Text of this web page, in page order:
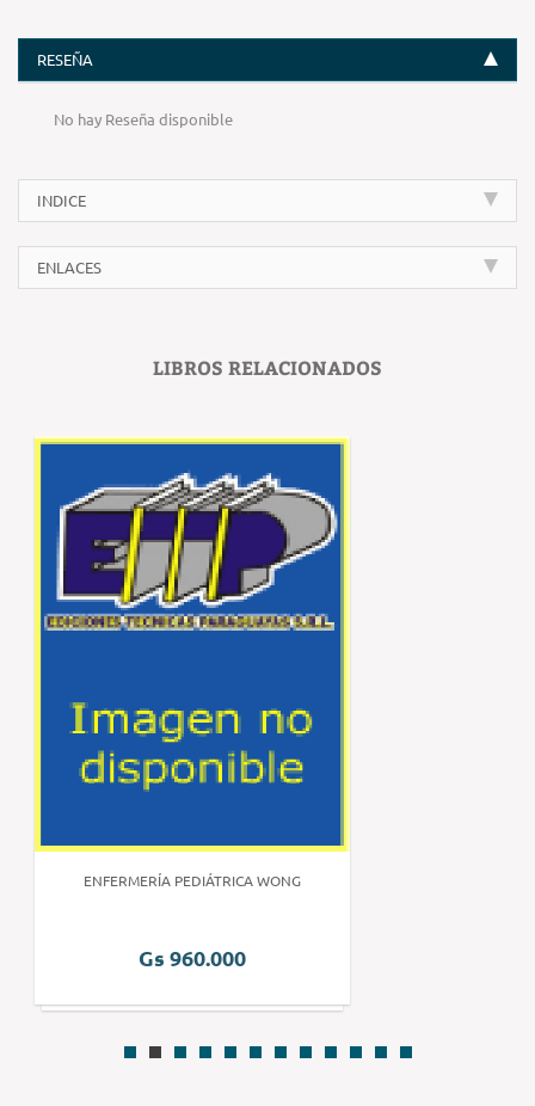
RESEÑA
No hay Reseña disponible
INDICE
ENLACES
LIBROS RELACIONADOS
ENFERMERÍA PEDIÁTRICA WONG
Gs 960.000